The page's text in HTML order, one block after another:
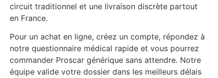
circuit traditionnel et une livraison discrète partout
en France.
Pour un achat en ligne, créez un compte, répondez à
notre questionnaire médical rapide et vous pourrez
commander Proscar générique sans attendre. Notre
équipe valide votre dossier dans les meilleurs délais